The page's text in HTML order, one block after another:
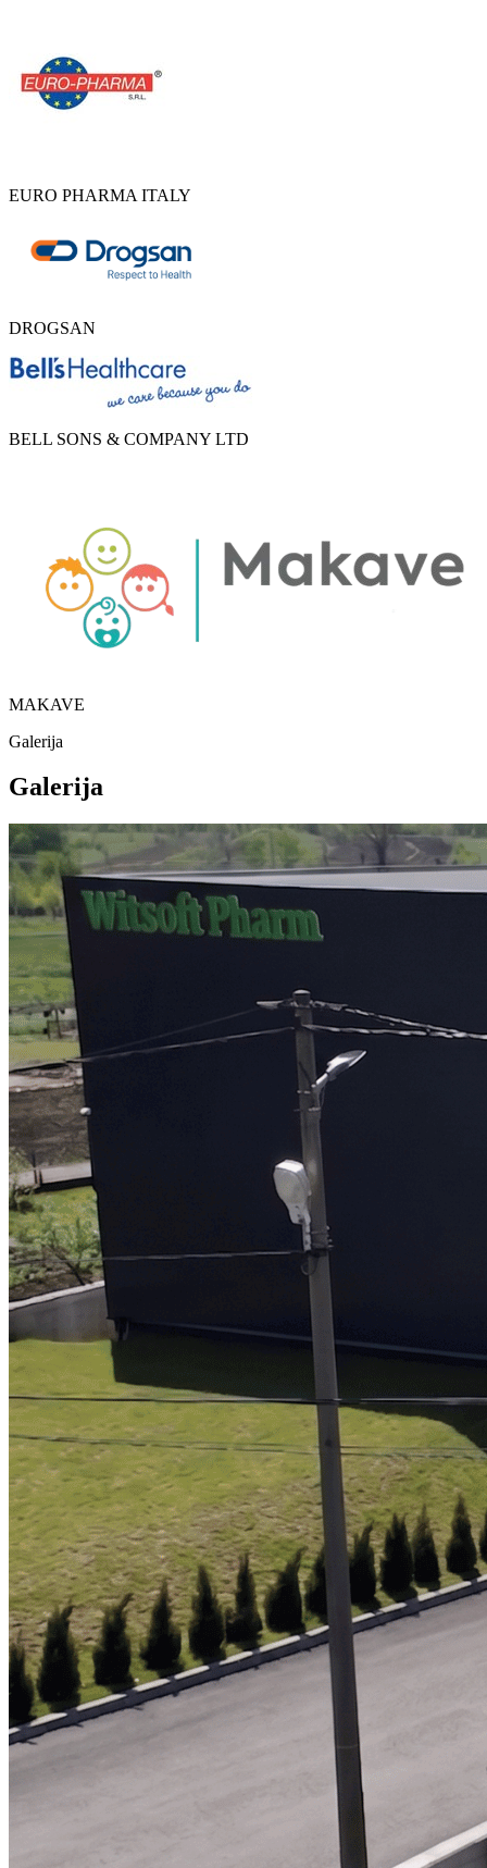
EURO PHARMA ITALY
DROGSAN
BELL SONS & COMPANY LTD
MAKAVE
Galerija
Galerija